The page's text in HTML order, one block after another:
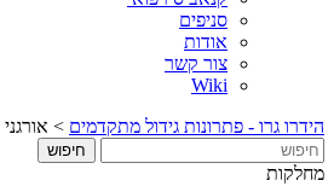
סניפים
אודות
צור קשר
Wiki
הידרו גרו - פתרונות גידול מתקדמים > אורגני
מחלקות